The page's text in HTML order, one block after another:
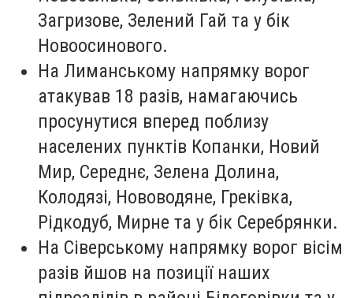
Загризове, Зелений Гай та у бік
Новоосинового.
На Лиманському напрямку ворог
атакував 18 разів, намагаючись
просунутися вперед поблизу
населених пунктів Копанки, Новий
Мир, Середнє, Зелена Долина,
Колодязі, Нововодяне, Греківка,
Рідкодуб, Мирне та у бік Серебрянки.
На Сіверському напрямку ворог вісім
разів йшов на позиції наших